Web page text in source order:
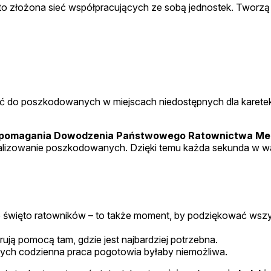
sieć współpracujących ze sobą jednostek.
do poszkodowanych w miejscach niedostępnych dla
Dowodzenia Państwowego Ratownictwa
poszkodowanych. Dzięki temu każda sekunda w
ratowników – to także moment, by podziękować
pomocą tam, gdzie jest najbardziej potrzebna.
codzienna praca pogotowia byłaby niemożliwa.